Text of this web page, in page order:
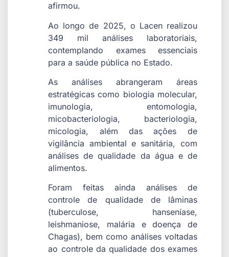
afirmou.
Ao longo de 2025, o Lacen realizou
349 mil análises laboratoriais,
contemplando exames essenciais
para a saúde pública no Estado.
As análises abrangeram áreas
estratégicas como biologia molecular,
imunologia, entomologia,
micobacteriologia, bacteriologia,
micologia, além das ações de
vigilância ambiental e sanitária, com
análises de qualidade da água e de
alimentos.
Foram feitas ainda análises de
controle de qualidade de lâminas
(tuberculose, hanseníase,
leishmaniose, malária e doença de
Chagas), bem como análises voltadas
ao controle da qualidade dos exames